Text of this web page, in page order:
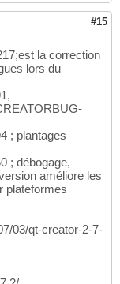
#15
la correction
lors du
; plantages
; débogage,
améliore les
plateformes
03/qt-creator-2-7-